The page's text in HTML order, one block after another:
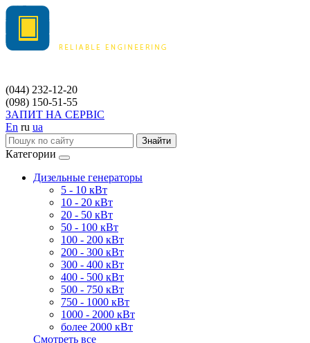
(044) 232-12-20
(098) 150-51-55
ЗАПИТ НА СЕРВІС
En ru ua
Знайти
Категории
Дизельные генераторы
5 - 10 кВт
10 - 20 кВт
20 - 50 кВт
50 - 100 кВт
100 - 200 кВт
200 - 300 кВт
300 - 400 кВт
400 - 500 кВт
500 - 750 кВт
750 - 1000 кВт
1000 - 2000 кВт
более 2000 кВт
Смотреть все